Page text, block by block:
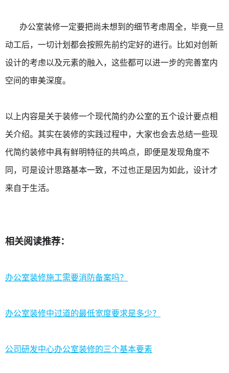
办公室装修一定要把尚未想到的细节考虑周全，毕竟一旦
动工后，一切计划都会按照先前约定好的进行。比如对创新
设计的考虑以及元素的融入，这些都可以进一步的完善室内
空间的审美深度。
以上内容是关于装修一个现代简约办公室的五个设计要点相
关介绍。其实在装修的实践过程中，大家也会去总结一些现
代简约装修中具有鲜明特征的共鸣点，即便是发现角度不
同，可是设计思路基本一致，不过也正是因为如此，设计才
来自于生活。
相关阅读推荐：
办公室装修施工需要消防备案吗？
办公室装修中过道的最低宽度要求是多少？
公司研发中心办公室装修的三个基本要素